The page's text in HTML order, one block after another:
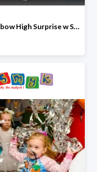
Lalki Rainbow High Surprise w Smyku do -35%